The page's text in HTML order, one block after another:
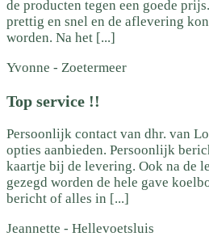
de producten tegen een goede
prettig en snel en de aflevering
worden. Na het [...]
Yvonne - Zoetermeer
Top service !!
Persoonlijk contact van dhr. van
opties aanbieden. Persoonlijk
kaartje bij de levering. Ook na de
gezegd worden de hele gave
bericht of alles in [...]
Jeannette - Hellevoetsluis